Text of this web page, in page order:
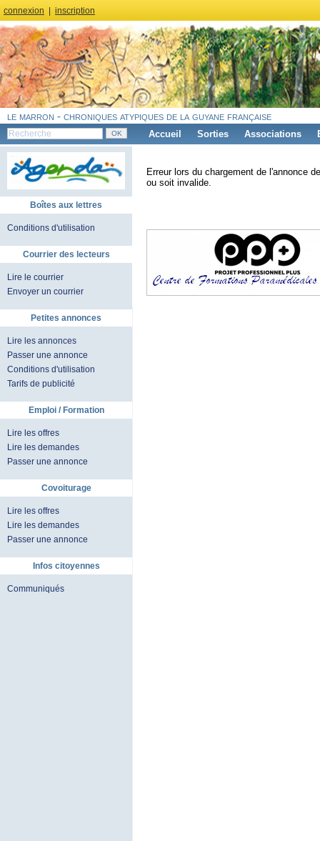
connexion inscription
le marron - chroniques atypiques de la guyane française
Accueil Sorties Associations
Boîtes aux lettres
Conditions d'utilisation
Courrier des lecteurs
Lire le courrier
Envoyer un courrier
Petites annonces
Lire les annonces
Passer une annonce
Conditions d'utilisation
Tarifs de publicité
Emploi / Formation
Lire les offres
Lire les demandes
Passer une annonce
Covoiturage
Lire les offres
Lire les demandes
Passer une annonce
Infos citoyennes
Communiqués
Erreur lors du chargement de l'annonce
ou soit invalide.